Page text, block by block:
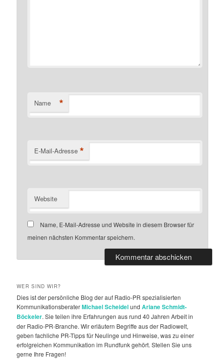
Name *
E-Mail-Adresse *
Website
Name, E-Mail-Adresse und Website in diesem Browser für
meinen nächsten Kommentar speichern.
WER SIND WIR?
Dies ist der persönliche Blog der auf Radio-PR spezialisierten
KommunikationsberaterMichael ScheidelundAriane Schmidt-
Böckeler. Sie teilen ihre Erfahrungen aus rund 40 Jahren Arbeit in
der Radio-PR-Branche. Wir erläutern Begriffe aus der Radiowelt,
geben fachliche PR-Tipps für Neulinge und Hinweise, was zu einer
erfolgreichen Kommunikation im Rundfunk gehört. Stellen Sie uns
gerne Ihre Fragen!